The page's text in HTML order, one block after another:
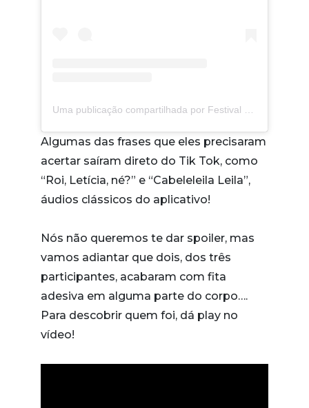
Algumas das frases que eles precisaram
acertar saíram direto do Tik Tok, como
“Roi, Letícia, né?” e “Cabeleleila Leila”,
áudios clássicos do aplicativo!
Nós não queremos te dar spoiler, mas
vamos adiantar que dois, dos três
participantes, acabaram com fita
adesiva em alguma parte do corpo….
Para descobrir quem foi, dá play no
vídeo!